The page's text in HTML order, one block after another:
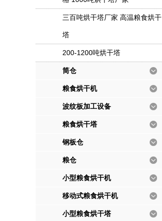
三百吨烘干塔厂家 高温粮食烘干
塔
200-1200吨烘干塔
筒仓
粮食烘干机
波纹板加工设备
粮食烘干塔
钢板仓
粮仓
小型粮食烘干机
移动式粮食烘干机
小型粮食烘干塔